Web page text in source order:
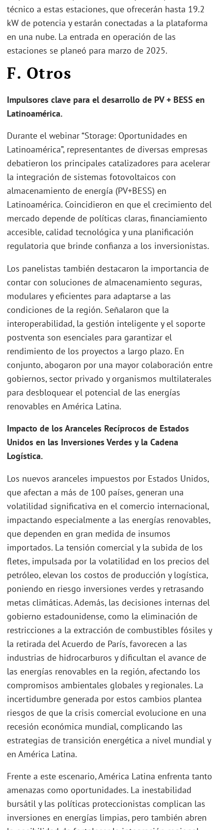
técnico a estas estaciones, que ofrecerán hasta 19.2
kW de potencia y estarán conectadas a la plataforma
en una nube. La entrada en operación de las
estaciones se planeó para marzo de 2025.
F. Otros
Impulsores clave para el desarrollo de PV + BESS en
Latinoamérica.
Durante el webinar “Storage: Oportunidades en
Latinoamérica”, representantes de diversas empresas
debatieron los principales catalizadores para acelerar
la integración de sistemas fotovoltaicos con
almacenamiento de energía (PV+BESS) en
Latinoamérica. Coincidieron en que el crecimiento del
mercado depende de políticas claras, financiamiento
accesible, calidad tecnológica y una planificación
regulatoria que brinde confianza a los inversionistas.
Los panelistas también destacaron la importancia de
contar con soluciones de almacenamiento seguras,
modulares y eficientes para adaptarse a las
condiciones de la región. Señalaron que la
interoperabilidad, la gestión inteligente y el soporte
postventa son esenciales para garantizar el
rendimiento de los proyectos a largo plazo. En
conjunto, abogaron por una mayor colaboración entre
gobiernos, sector privado y organismos multilaterales
para desbloquear el potencial de las energías
renovables en América Latina.
Impacto de los Aranceles Recíprocos de Estados
Unidos en las Inversiones Verdes y la Cadena
Logística.
Los nuevos aranceles impuestos por Estados Unidos,
que afectan a más de 100 países, generan una
volatilidad significativa en el comercio internacional,
impactando especialmente a las energías renovables,
que dependen en gran medida de insumos
importados. La tensión comercial y la subida de los
fletes, impulsada por la volatilidad en los precios del
petróleo, elevan los costos de producción y logística,
poniendo en riesgo inversiones verdes y retrasando
metas climáticas. Además, las decisiones internas del
gobierno estadounidense, como la eliminación de
restricciones a la extracción de combustibles fósiles y
la retirada del Acuerdo de París, favorecen a las
industrias de hidrocarburos y dificultan el avance de
las energías renovables en la región, afectando los
compromisos ambientales globales y regionales. La
incertidumbre generada por estos cambios plantea
riesgos de que la crisis comercial evolucione en una
recesión económica mundial, complicando las
estrategias de transición energética a nivel mundial y
en América Latina.
Frente a este escenario, América Latina enfrenta tanto
amenazas como oportunidades. La inestabilidad
bursátil y las políticas proteccionistas complican las
inversiones en energías limpias, pero también abren